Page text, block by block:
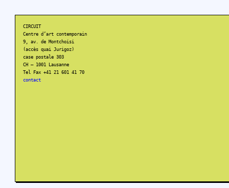
CIRCUIT
Centre d’art contemporain
9, av. de Montchoisi
(accès quai Jurigoz)
case postale 303
CH – 1001 Lausanne
Tel Fax +41 21 601 41 70
contact